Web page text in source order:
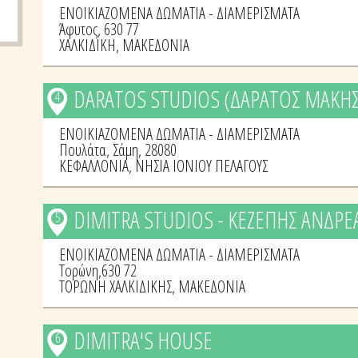
ΕΝΟΙΚΙΑΖΟΜΕΝΑ ΔΩΜΑΤΙΑ - ΔΙΑΜΕΡΙΣΜΑΤΑ
Άφυτος, 630 77
ΧΑΛΚΙΔΙΚΗ, ΜΑΚΕΔΟΝΙΑ
DARATOS STUDIOS (ΔΑΡΑΤΟΣ
4
ΕΝΟΙΚΙΑΖΟΜΕΝΑ ΔΩΜΑΤΙΑ - ΔΙΑΜΕΡΙΣΜΑΤΑ
Πουλάτα, Σάμη, 28080
ΚΕΦΑΛΛΟΝΙΑ, ΝΗΣΙΑ ΙΟΝΙΟΥ ΠΕΛΑΓΟΥΣ
DIMITRA STUDIOS - ΚΕΖΕΠΗΣ
5
ΕΝΟΙΚΙΑΖΟΜΕΝΑ ΔΩΜΑΤΙΑ - ΔΙΑΜΕΡΙΣΜΑΤΑ
Τορώνη,630 72
ΤΟΡΩΝΗ ΧΑΛΚΙΔΙΚΗΣ, ΜΑΚΕΔΟΝΙΑ
DIMITRA'S HOUSE
6